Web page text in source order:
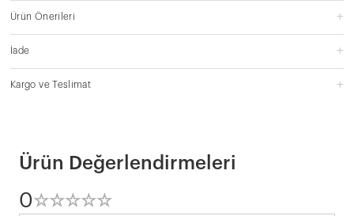
Ürün Önerileri
İade
Kargo ve Teslimat
Ürün Değerlendirmeleri
0☆☆☆☆☆
★★★★★